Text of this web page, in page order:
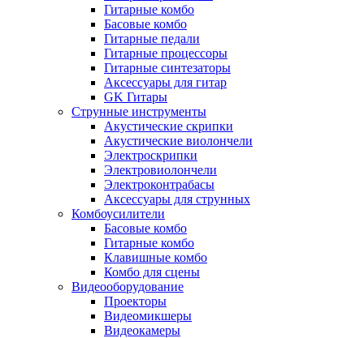
Гитарные комбо
Басовые комбо
Гитарные педали
Гитарные процессоры
Гитарные синтезаторы
Аксессуары для гитар
GK Гитары
Струнные инструменты
Акустические скрипки
Акустические виолончели
Электроскрипки
Электровиолончели
Электроконтрабасы
Аксессуары для струнных
Комбоусилители
Басовые комбо
Гитарные комбо
Клавишные комбо
Комбо для сцены
Видеооборудование
Проекторы
Видеомикшеры
Видеокамеры